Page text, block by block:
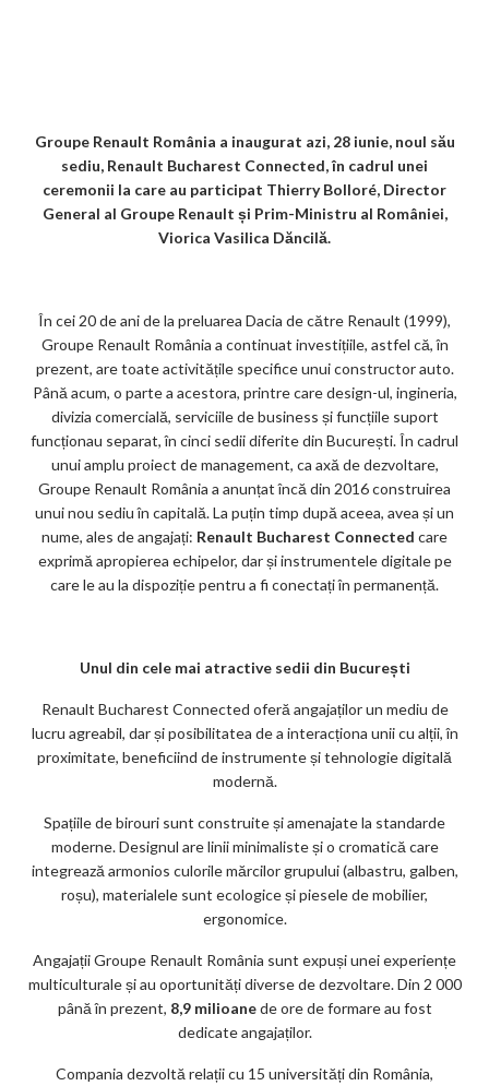
o
o
k
m
ks
Groupe Renault România a inaugurat azi, 28 iunie, noul său
sediu, Renault Bucharest Connected, în cadrul unei
ceremonii la care au participat Thierry Bolloré, Director
General al Groupe Renault și Prim-Ministru al României,
Viorica Vasilica Dăncilă.
În cei 20 de ani de la preluarea Dacia de către Renault (1999),
Groupe Renault România a continuat investițiile, astfel că, în
prezent, are toate activitățile specifice unui constructor auto.
Până acum, o parte a acestora, printre care design-ul, ingineria,
divizia comercială, serviciile de business și funcțiile suport
funcționau separat, în cinci sedii diferite din București. În cadrul
unui amplu proiect de management, ca axă de dezvoltare,
Groupe Renault România a anunțat încă din 2016 construirea
unui nou sediu în capitală. La puțin timp după aceea, avea și un
nume, ales de angajați: Renault Bucharest Connected care
exprimă apropierea echipelor, dar și instrumentele digitale pe
care le au la dispoziție pentru a fi conectați în permanență.
Unul din cele mai atractive sedii din București
Renault Bucharest Connected oferă angajaților un mediu de
lucru agreabil, dar și posibilitatea de a interacționa unii cu alții, în
proximitate, beneficiind de instrumente și tehnologie digitală
modernă.
Spațiile de birouri sunt construite și amenajate la standarde
moderne. Designul are linii minimaliste și o cromatică care
integrează armonios culorile mărcilor grupului (albastru, galben,
roșu), materialele sunt ecologice și piesele de mobilier,
ergonomice.
Angajații Groupe Renault România sunt expuși unei experiențe
multiculturale și au oportunități diverse de dezvoltare. Din 2 000
până în prezent, 8,9 milioanede ore de formare au fost
dedicate angajaților.
Compania dezvoltă relații cu 15 universități din România,